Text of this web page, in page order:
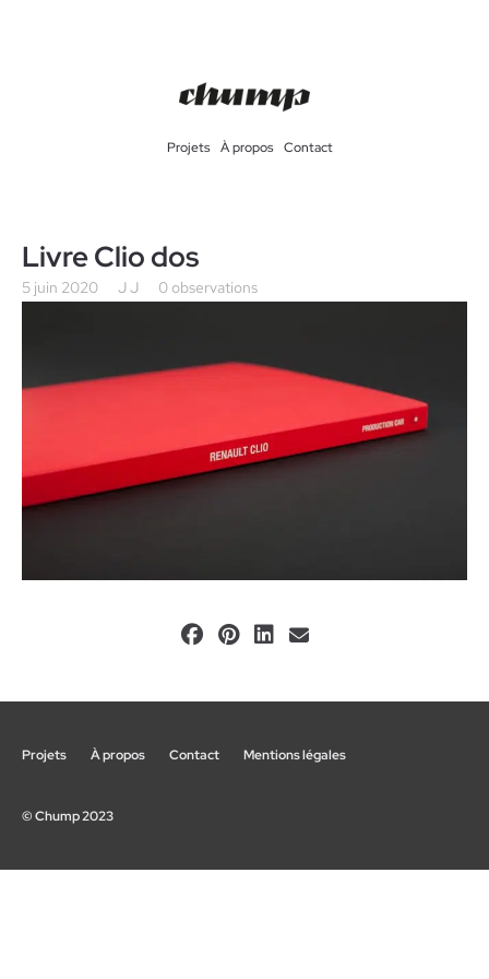
Projets À propos Contact
Livre Clio dos
5 juin 2020 J J 0 observations
Projets À propos Contact Mentions légales
© Chump 2023